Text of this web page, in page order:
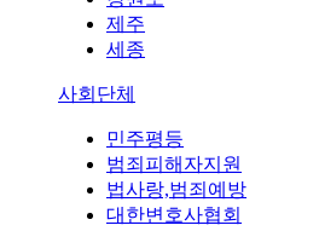
제주
세종
사회단체
민주평등
범죄피해자지원
법사랑,범죄예방
대한변호사협회